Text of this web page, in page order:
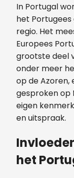
In Portugal
het
regio. Het
Europees
grootste deel
onder meer
op de Azoren,
gesproken op
eigen
en uitspraak.
het